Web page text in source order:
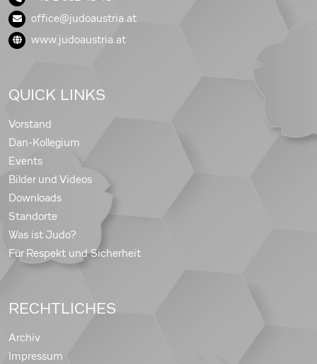
office@judoaustria.at
www.judoaustria.at
QUICK LINKS
Vorstand
Dan-Kollegium
Events
Bilder und Videos
Downloads
Standorte
Was ist Judo?
Für Respekt und Sicherheit
RECHTLICHES
Archiv
Impressum